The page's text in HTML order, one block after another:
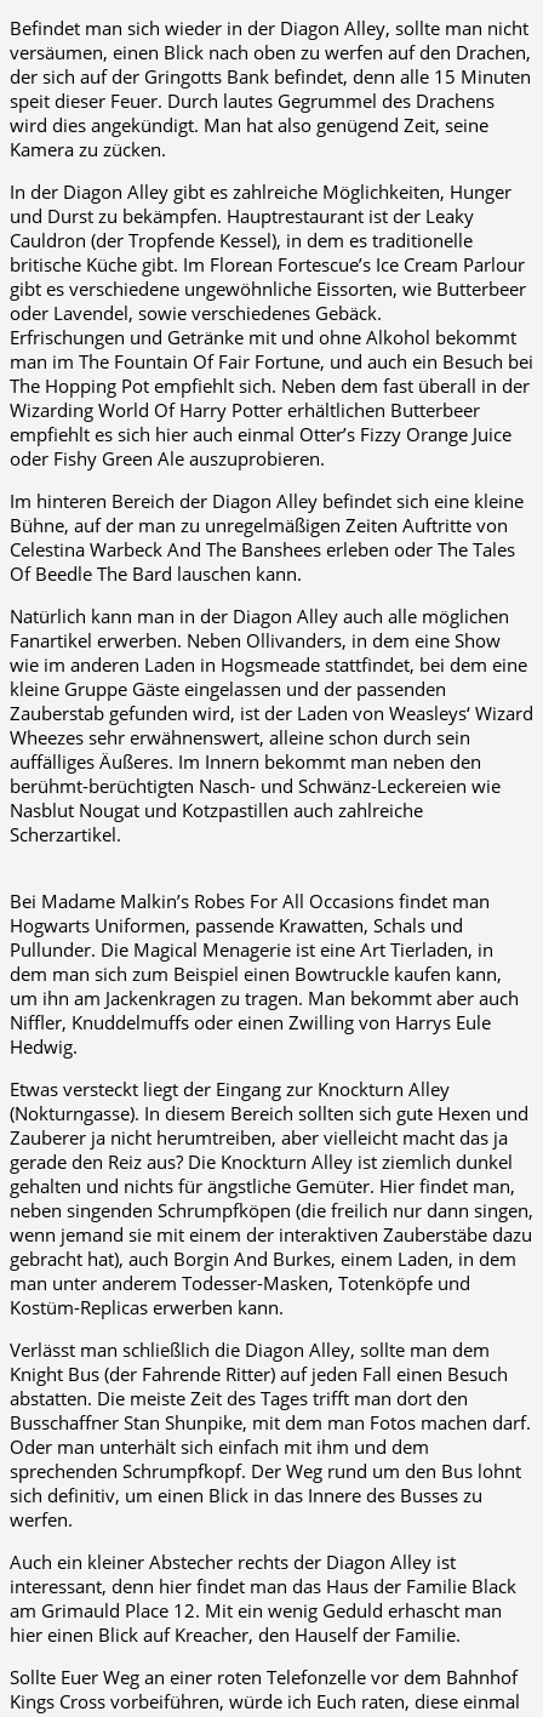
Befindet man sich wieder in der Diagon Alley, sollte man nicht
versäumen, einen Blick nach oben zu werfen auf den Drachen,
der sich auf der Gringotts Bank befindet, denn alle 15 Minuten
speit dieser Feuer. Durch lautes Gegrummel des Drachens
wird dies angekündigt. Man hat also genügend Zeit, seine
Kamera zu zücken.
In der Diagon Alley gibt es zahlreiche Möglichkeiten, Hunger
und Durst zu bekämpfen. Hauptrestaurant ist der Leaky
Cauldron (der Tropfende Kessel), in dem es traditionelle
britische Küche gibt. Im Florean Fortescue’s Ice Cream Parlour
gibt es verschiedene ungewöhnliche Eissorten, wie Butterbeer
oder Lavendel, sowie verschiedenes Gebäck.
Erfrischungen und Getränke mit und ohne Alkohol bekommt
man im The Fountain Of Fair Fortune, und auch ein Besuch bei
The Hopping Pot empfiehlt sich. Neben dem fast überall in der
Wizarding World Of Harry Potter erhältlichen Butterbeer
empfiehlt es sich hier auch einmal Otter’s Fizzy Orange Juice
oder Fishy Green Ale auszuprobieren.
Im hinteren Bereich der Diagon Alley befindet sich eine kleine
Bühne, auf der man zu unregelmäßigen Zeiten Auftritte von
Celestina Warbeck And The Banshees erleben oder The Tales
Of Beedle The Bard lauschen kann.
Natürlich kann man in der Diagon Alley auch alle möglichen
Fanartikel erwerben. Neben Ollivanders, in dem eine Show
wie im anderen Laden in Hogsmeade stattfindet, bei dem eine
kleine Gruppe Gäste eingelassen und der passenden
Zauberstab gefunden wird, ist der Laden von Weasleys‘ Wizard
Wheezes sehr erwähnenswert, alleine schon durch sein
auffälliges Äußeres. Im Innern bekommt man neben den
berühmt-berüchtigten Nasch- und Schwänz-Leckereien wie
Nasblut Nougat und Kotzpastillen auch zahlreiche
Scherzartikel.
Bei Madame Malkin’s Robes For All Occasions findet man
Hogwarts Uniformen, passende Krawatten, Schals und
Pullunder. Die Magical Menagerie ist eine Art Tierladen, in
dem man sich zum Beispiel einen Bowtruckle kaufen kann,
um ihn am Jackenkragen zu tragen. Man bekommt aber auch
Niffler, Knuddelmuffs oder einen Zwilling von Harrys Eule
Hedwig.
Etwas versteckt liegt der Eingang zur Knockturn Alley
(Nokturngasse). In diesem Bereich sollten sich gute Hexen und
Zauberer ja nicht herumtreiben, aber vielleicht macht das ja
gerade den Reiz aus? Die Knockturn Alley ist ziemlich dunkel
gehalten und nichts für ängstliche Gemüter. Hier findet man,
neben singenden Schrumpfköpen (die freilich nur dann singen,
wenn jemand sie mit einem der interaktiven Zauberstäbe dazu
gebracht hat), auch Borgin And Burkes, einem Laden, in dem
man unter anderem Todesser-Masken, Totenköpfe und
Kostüm-Replicas erwerben kann.
Verlässt man schließlich die Diagon Alley, sollte man dem
Knight Bus (der Fahrende Ritter) auf jeden Fall einen Besuch
abstatten. Die meiste Zeit des Tages trifft man dort den
Busschaffner Stan Shunpike, mit dem man Fotos machen darf.
Oder man unterhält sich einfach mit ihm und dem
sprechenden Schrumpfkopf. Der Weg rund um den Bus lohnt
sich definitiv, um einen Blick in das Innere des Busses zu
werfen.
Auch ein kleiner Abstecher rechts der Diagon Alley ist
interessant, denn hier findet man das Haus der Familie Black
am Grimauld Place 12. Mit ein wenig Geduld erhascht man
hier einen Blick auf Kreacher, den Hauself der Familie.
Sollte Euer Weg an einer roten Telefonzelle vor dem Bahnhof
Kings Cross vorbeiführen, würde ich Euch raten, diese einmal